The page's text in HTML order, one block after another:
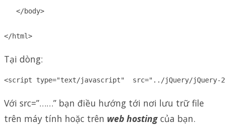
</body>
</html>
Tại dòng:
<script type="text/javascript"  src="../jQuery/jQuery-
Với src=”……” bạn điều hướng tới nơi lưu trữ file
trên máy tính hoặc trên web hosting của bạn.